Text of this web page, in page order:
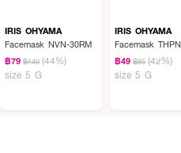
ข้อควรระวัง : หลังจากเปิดใช้แล้วควร
IRIS OHYAMA
Facemask NVN-30RM
฿79 ฿140 (44%)
size 5 G
IRIS OHYAMA
Facemask
฿49 ฿85 (42%)
size 5 G